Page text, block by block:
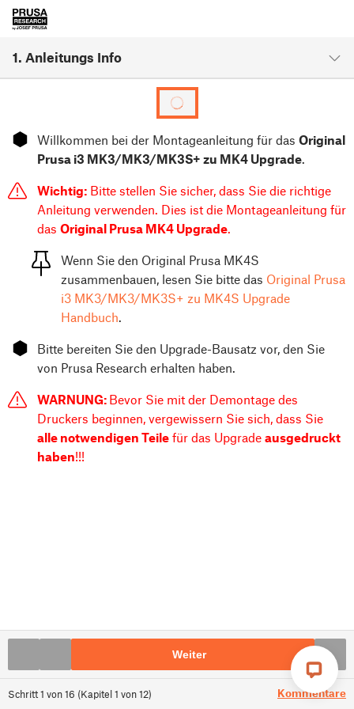
1. Anleitungs Info
Schritt1 von16 (Kapitel1 von12) Kommentare
⬢ Willkommen bei der Montageanleitung für das Original
Prusa i3 MK3/MK3/MK3S+ zu MK4 Upgrade.
Wichtig: Bitte stellen Sie sicher, dass Sie die richtige
Anleitung verwenden. Dies ist die Montageanleitung für
das Original Prusa MK4 Upgrade.
Wenn Sie den Original Prusa MK4S
zusammenbauen, lesen Sie bitte das Original Prusa
i3 MK3/MK3/MK3S+ zu MK4S Upgrade
Handbuch.
⬢
Bitte bereiten Sie den Upgrade-Bausatz vor, den Sie
von Prusa Research erhalten haben.
WARNUNG: Bevor Sie mit der Demontage des
Druckers beginnen, vergewissern Sie sich, dass Sie
alle notwendigen Teile für das Upgrade ausgedruckt
haben!!!
Weiter